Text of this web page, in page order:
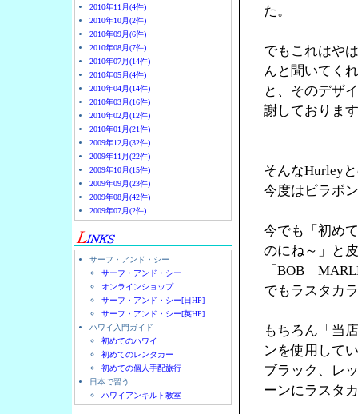
2010年11月(4件)
2010年10月(2件)
2010年09月(6件)
2010年08月(7件)
2010年07月(14件)
2010年05月(4件)
2010年04月(14件)
2010年03月(16件)
2010年02月(12件)
2010年01月(21件)
2009年12月(32件)
2009年11月(22件)
2009年10月(15件)
2009年09月(23件)
2009年08月(42件)
2009年07月(2件)
サーフ・アンド・シー
サーフ・アンド・シー
オンラインショップ
サーフ・アンド・シー[日HP]
サーフ・アンド・シー[英HP]
ハワイ入門ガイド
初めてのハワイ
初めてのレンタカー
初めての個人手配旅行
日本で習う
ハワイアンキルト教室
た。
でもこれはや
んと聞いてく
と、そのデザ
謝しておりま
そんなHurley
今度はビラボ
今でも「初め
のにね～」と
「BOB
でもラスタカ
もちろん「当
ンを使用して
ブラック、レ
ーンにラスタ